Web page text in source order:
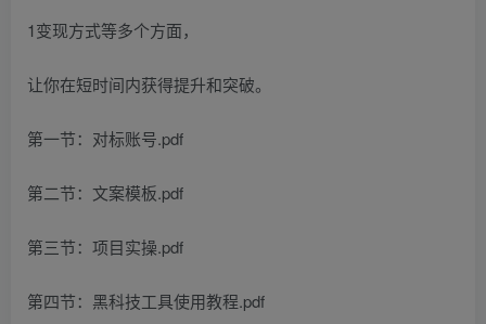
1变现方式等多个方面，
让你在短时间内获得提升和突破。
第一节：对标账号.pdf
第二节：文案模板.pdf
第三节：项目实操.pdf
第四节：黑科技工具使用教程.pdf